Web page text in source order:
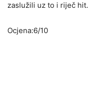
zaslužili uz to i riječ hit.
Ocjena:6/10